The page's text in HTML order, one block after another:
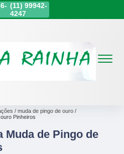
(11)99942-
4247
muda de pingo de ouro
Pinheiros
Muda de Pingo de